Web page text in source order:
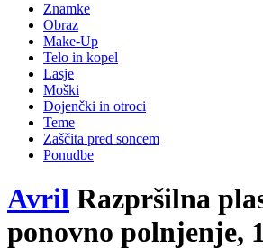
Znamke
Obraz
Make-Up
Telo in kopel
Lasje
Moški
Dojenčki in otroci
Teme
Zaščita pred soncem
Ponudbe
Avril Razpršilna
ponovno polnjenje,